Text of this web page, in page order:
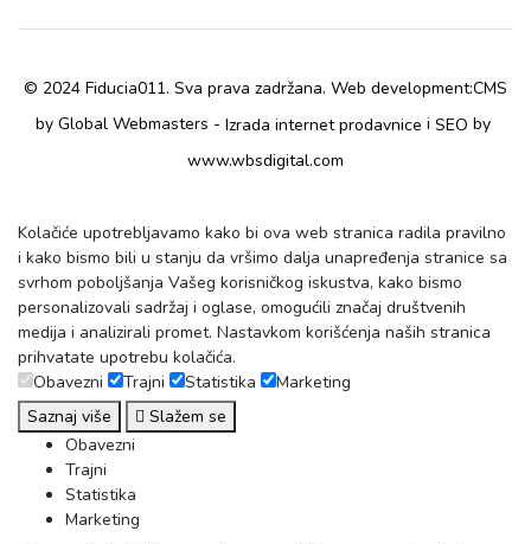
© 2024 Fiducia011. Sva prava zadržana. Web development:CMS
by Global Webmasters - Izrada internet prodavnice i SEO by
www.wbsdigital.com
Kolačiće upotrebljavamo kako bi ova web stranica radila pravilno
i kako bismo bili u stanju da vršimo dalja unapređenja stranice sa
svrhom poboljšanja Vašeg korisničkog iskustva, kako bismo
personalizovali sadržaj i oglase, omogućili značaj društvenih
medija i analizirali promet. Nastavkom korišćenja naših stranica
prihvatate upotrebu kolačića.
Obavezni
Trajni Statistika
Marketing
Saznaj više
Slažem se
Obavezni
Trajni
Statistika
Marketing